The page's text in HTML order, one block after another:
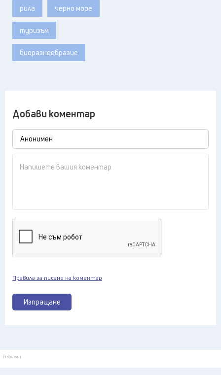
рила черно море
туризъм
биоразнообразие
Добави коментар
Изпращане
Правила за писане на коментар
Реклама